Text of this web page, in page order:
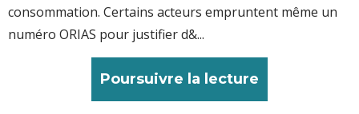
consommation. Certains acteurs empruntent même un
numéro ORIAS pour justifier d&...
Poursuivre la lecture